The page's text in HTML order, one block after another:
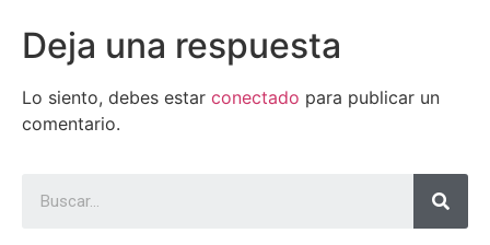
Deja una respuesta
Lo siento, debes estar conectado para publicar un
comentario.